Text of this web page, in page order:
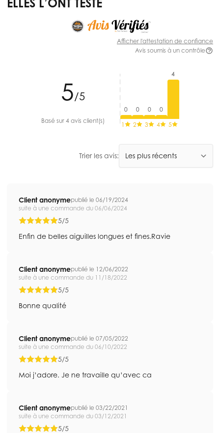
Afficher l'attestation de confiance
Avis soumis à un contrôle
5/5
Basé sur 4 avis client(s)
0
1
0
2
0
3
0
4
4
5
Trier les avis:
Client anonymepublié le 06/19/2024
suite à une commande du 06/06/2024
5/5
Enfin de belles aiguilles longues et fines.Ravie
Client anonymepublié le 12/06/2022
suite à une commande du 11/18/2022
5/5
Bonne qualité
Client anonymepublié le 07/05/2022
suite à une commande du 06/10/2022
5/5
Moi j’adore. Je ne travaille qu’avec ca
Client anonymepublié le 03/22/2021
suite à une commande du 03/12/2021
5/5